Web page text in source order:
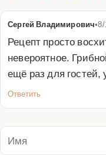
Сергей Владимирович•8/
Рецепт просто
невероятное.
ещё раз для гостей,
Ответить